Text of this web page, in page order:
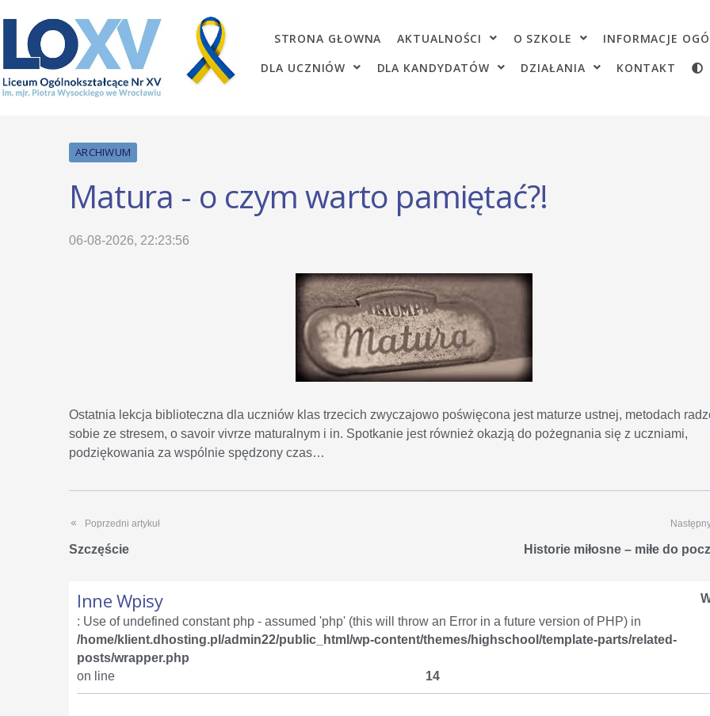
STRONA GŁOWNA AKTUALNOŚCI O SZKOLE INFORMACJE
DLA UCZNIÓW
DLA KANDYDATÓW DZIAŁANIA KONTAKT
ARCHIWUM
Matura - o czym warto pamiętać?!
06-08-2026, 22:23:56
Ostatnia lekcja biblioteczna dla uczniów klas trzecich zwyczajowo poświęcona jest maturze ustnej, metodach
sobie ze stresem, o savoir vivrze maturalnym i in. Spotkanie jest również okazją do pożegnania się z uczniami,
podziękowania za wspólnie spędzony czas…
Poprzedni artykuł
Szczęście Historie miłosne – miłe do
Inne Wpisy
: Use of undefined constant php - assumed 'php' (this will throw an Error in a future version of PHP) in
/home/klient.dhosting.pl/admin22/public_html/wp-content/themes/highschool/template-parts/related-
posts/wrapper.php
on line
14